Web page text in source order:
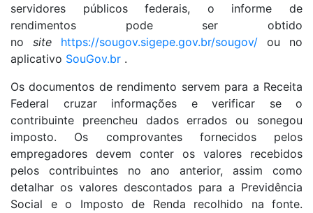
servidores públicos federais, o informe de
rendimentos pode ser obtido
no site https://sougov.sigepe.gov.br/sougov/ ou no
aplicativo SouGov.br .
Os documentos de rendimento servem para a Receita
Federal cruzar informações e verificar se o
contribuinte preencheu dados errados ou sonegou
imposto. Os comprovantes fornecidos pelos
empregadores devem conter os valores recebidos
pelos contribuintes no ano anterior, assim como
detalhar os valores descontados para a Previdência
Social e o Imposto de Renda recolhido na fonte.